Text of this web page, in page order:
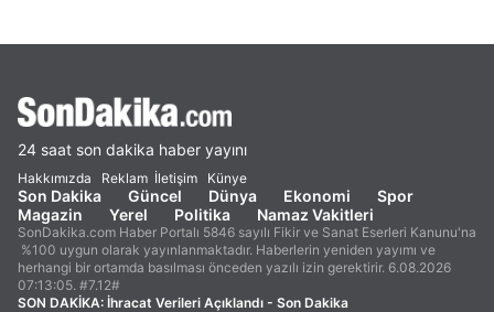
24 saat son dakika haber yayını
Hakkımızda Reklam İletişim Künye
Son Dakika Güncel Dünya Ekonomi
Spor
Magazin
Yerel Politika Namaz Vakitleri
SonDakika.com Haber Portalı 5846 sayılı Fikir ve Sanat Eserleri Kanunu'na
%100 uygun olarak yayınlanmaktadır. Haberlerin yeniden yayımı ve
herhangi bir ortamda basılması önceden yazılı izin gerektirir. 6.08.2026
07:13:05. #7.12#
SON DAKİKA: İhracat Verileri Açıklandı - Son Dakika